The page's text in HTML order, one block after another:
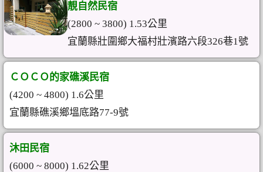
靚自然民宿
(2800 ~ 3800) 1.53公里
宜蘭縣壯圍鄉大福村壯濱路六段326巷1號
ＣＯＣＯ的家礁溪民宿
(4200 ~ 4800) 1.6公里
宜蘭縣礁溪鄉塭底路77-9號
沐田民宿
(6000 ~ 8000) 1.62公里